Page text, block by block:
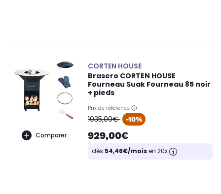
Comparer
CORTEN HOUSE
Brasero CORTEN HOUSE
Fourneau Suak Fourneau 85 noir
+ pieds
Prix de référence
oldPrice
1035,00€ -10%
929,00€
dès 54,46€/moisen 20x